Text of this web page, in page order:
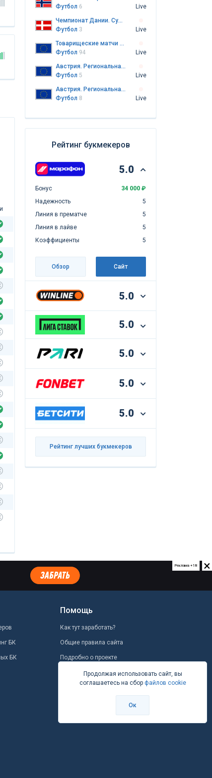
Футбол 6
Live
Чемпионат Дании. Суперлига
Футбол 3
Live
Товарищеские матчи клубов
Футбол 94
Live
Австрия. Региональная лига Юг
Футбол 5
Live
Австрия. Региональная лига Восток
Футбол 8 Live
Рейтинг букмекеров
5.0
Бонус
34 000 ₽
Надежность
5
Линия в прематче
5
Линия в лайве
5
Коэффициенты
5
Обзор Сайт
5.0
5.0
5.0
5.0
5.0
Рейтинг лучших букмекеров
×
Реклама +18
БК
БК
Помощь
Как тут заработать?
Общие правила сайта
Подробно о проекте
Школа ставокПродолжая использовать сайт, вы
соглашаетесь на сбор файлов cookie
Ок